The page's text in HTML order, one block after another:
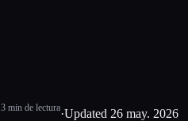
3 min de lectura·Updated 26 may. 2026